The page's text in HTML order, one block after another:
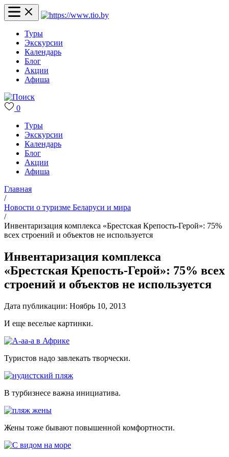
Туры
Экскурсии
Календарь
Блог
Акции
Афиша
0
Туры
Экскурсии
Календарь
Блог
Акции
Афиша
Главная
/
Новости о туризме Беларуси и мира
/
Инвентаризация комплекса «Брестская Крепость-Герой»: 75%
всех строений и объектов не используется
Инвентаризация комплекса
«Брестская Крепость-Герой»: 75% всех
строений и объектов не используется
Дата публикации: Ноябрь 10, 2013
И еще веселые картинки.
Туристов надо завлекать творчески.
В турбизнесе важна инициатива.
Жены тоже бывают повышенной комфортности.